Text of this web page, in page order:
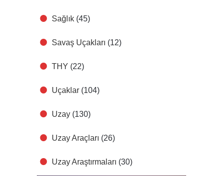
Sağlık (45)
Savaş Uçakları (12)
THY (22)
Uçaklar (104)
Uzay (130)
Uzay Araçları (26)
Uzay Araştırmaları (30)